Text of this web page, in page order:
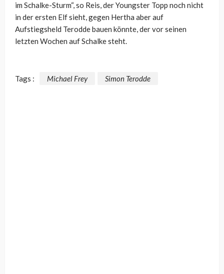
im Schalke-Sturm“, so Reis, der Youngster Topp noch nicht
in der ersten Elf sieht, gegen Hertha aber auf
Aufstiegsheld Terodde bauen könnte, der vor seinen
letzten Wochen auf Schalke steht.
Tags : Michael Frey Simon Terodde